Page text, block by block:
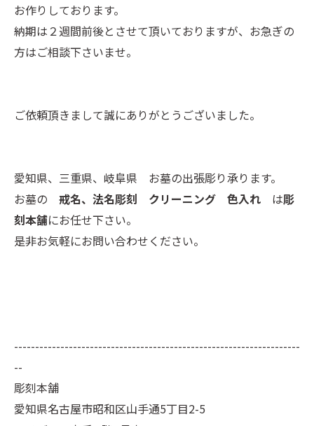
お作りしております。
納期は２週間前後とさせて頂いておりますが、お急ぎの
方はご相談下さいませ。
ご依頼頂きまして誠にありがとうございました。
愛知県、三重県、岐阜県 お墓の出張彫り承ります。
お墓の 戒名、法名彫刻 クリーニング 色入れ は彫
刻本舗にお任せ下さい。
是非お気軽にお問い合わせください。
--------------------------------------------------------------------
--
彫刻本舗
愛知県名古屋市昭和区山手通5丁目2-5